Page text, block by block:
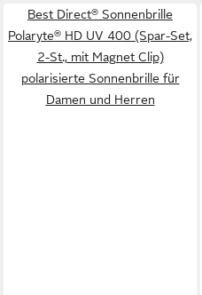
Best Direct® Sonnenbrille
Polaryte® HD UV 400 (Spar-Set,
2-St., mit Magnet Clip)
polarisierte Sonnenbrille für
Damen und Herren